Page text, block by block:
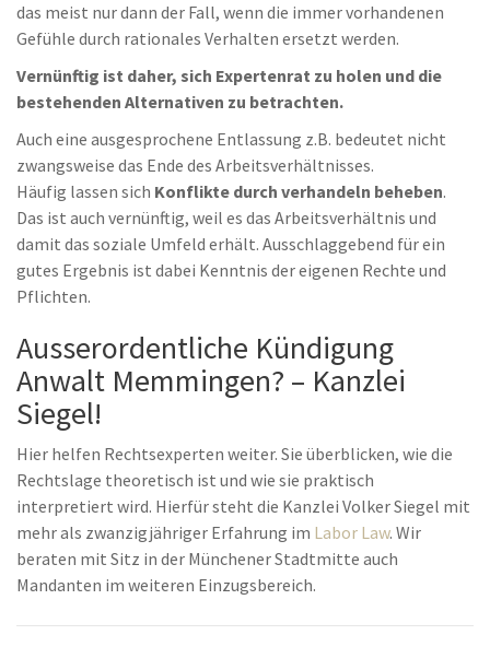
das meist nur dann der Fall, wenn die immer vorhandenen
Gefühle durch rationales Verhalten ersetzt werden.
Vernünftig ist daher, sich Expertenrat zu holen und die
bestehenden Alternativen zu betrachten.
Auch eine ausgesprochene Entlassung z.B. bedeutet nicht
zwangsweise das Ende des Arbeitsverhältnisses.
Häufig lassen sich Konflikte durch verhandeln beheben.
Das ist auch vernünftig, weil es das Arbeitsverhältnis und
damit das soziale Umfeld erhält. Ausschlaggebend für ein
gutes Ergebnis ist dabei Kenntnis der eigenen Rechte und
Pflichten.
Ausserordentliche Kündigung
Anwalt Memmingen? – Kanzlei
Siegel!
Hier helfen Rechtsexperten weiter. Sie überblicken, wie die
Rechtslage theoretisch ist und wie sie praktisch
interpretiert wird. Hierfür steht die Kanzlei Volker Siegel mit
mehr als zwanzigjähriger Erfahrung im Labor Law. Wir
beraten mit Sitz in der Münchener Stadtmitte auch
Mandanten im weiteren Einzugsbereich.